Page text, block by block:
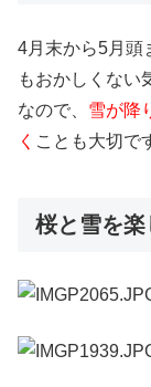
4月末から5月頭
もおかしくない
なので、 雪が降
く ことも大切で
桜と雪を